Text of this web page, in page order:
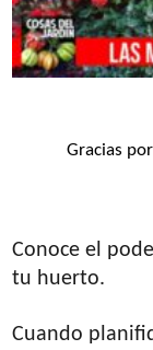
Gracias
Conoce el
tu huerto.
Cuando